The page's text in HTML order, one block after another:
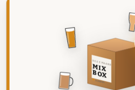
DEZE MAAND
MIX
BOX
8 BIEREN